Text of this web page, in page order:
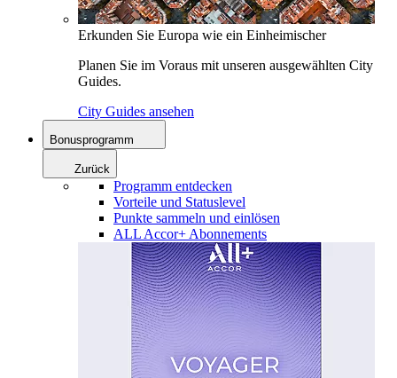
Erkunden Sie Europa wie ein Einheimischer
Planen Sie im Voraus mit unseren ausgewählten City
Guides.
City Guides ansehen
Bonusprogramm
Zurück
Programm entdecken
Vorteile und Statuslevel
Punkte sammeln und einlösen
ALL Accor+ Abonnements